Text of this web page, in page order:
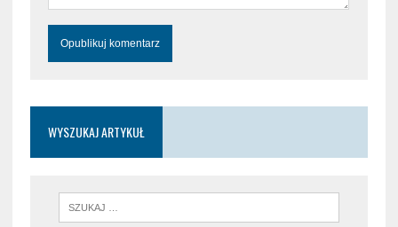
WYSZUKAJ ARTYKUŁ